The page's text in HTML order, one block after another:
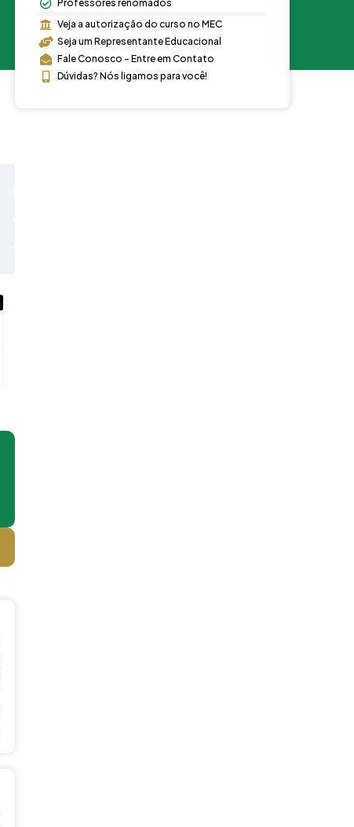
Professores renomados
Veja a autorização do curso no MEC
Seja um Representante Educacional
Fale Conosco - Entre em Contato
Dúvidas? Nós ligamos para você!